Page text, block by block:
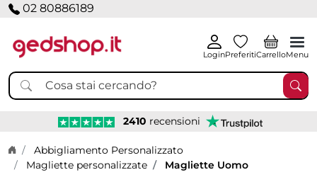
02 80886189
LoginPreferitiCarrelloMenu
2410 recensioni
Home page
Abbigliamento Personalizzato
Magliette personalizzate
Magliette Uomo